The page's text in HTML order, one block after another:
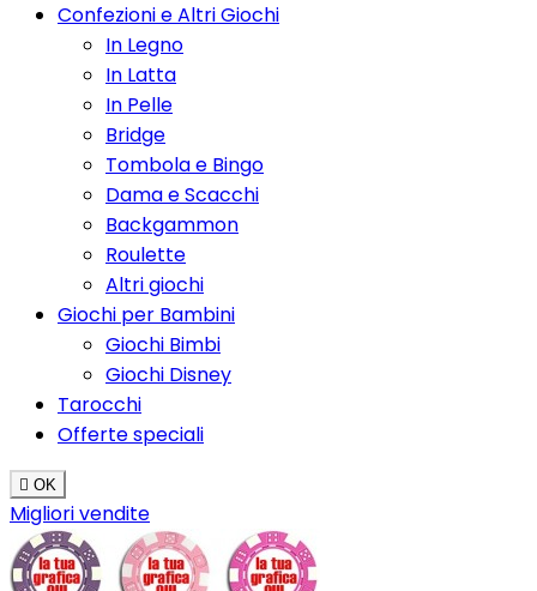
Confezioni e Altri Giochi
In Legno
In Latta
In Pelle
Bridge
Tombola e Bingo
Dama e Scacchi
Backgammon
Roulette
Altri giochi
Giochi per Bambini
Giochi Bimbi
Giochi Disney
Tarocchi
Offerte speciali
 OK
Migliori vendite